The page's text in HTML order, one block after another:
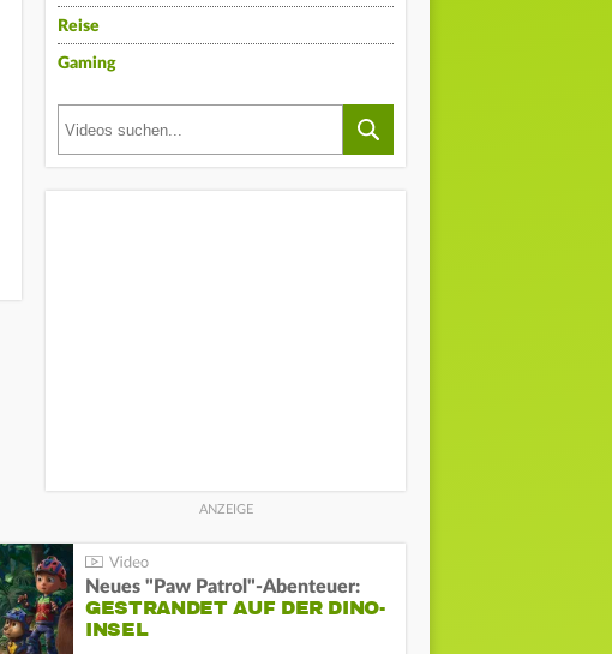
Reise
Gaming
Neues "Paw Patrol"-Abenteuer:
GESTRANDET AUF DER DINO-
INSEL